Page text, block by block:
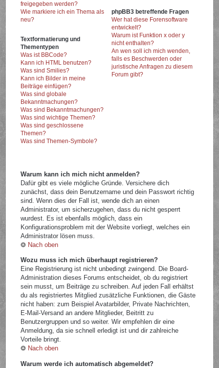
freigegeben werden?
Wie markiere ich ein Thema als
neu?
Textformatierung und
Thementypen
Was ist BBCode?
Kann ich HTML benutzen?
Was sind Smilies?
Kann ich Bilder in meine
Beiträge einfügen?
Was sind globale
Bekanntmachungen?
Was sind Bekanntmachungen?
Was sind wichtige Themen?
Was sind geschlossene
Themen?
Was sind Themen-Symbole?
phpBB3 betreffende Fragen
Wer hat diese Forensoftware
entwickelt?
Warum ist Funktion x oder y
nicht enthalten?
An wen soll ich mich wenden,
falls es Beschwerden oder
juristische Anfragen zu diesem
Forum gibt?
Warum kann ich mich nicht anmelden?
Dafür gibt es viele mögliche Gründe. Versichere dich
zunächst, dass dein Benutzername und dein Passwort richtig
sind. Wenn dies der Fall ist, wende dich an einen
Administrator, um sicherzugehen, dass du nicht gesperrt
wurdest. Es ist ebenfalls möglich, dass ein
Konfigurationsproblem mit der Website vorliegt, welches ein
Administrator lösen muss.
Nach oben
Wozu muss ich mich überhaupt registrieren?
Eine Registrierung ist nicht unbedingt zwingend. Die Board-
Administration dieses Forums entscheidet, ob du registriert
sein musst, um Beiträge zu schreiben. Auf jeden Fall erhältst
du als registriertes Mitglied zusätzliche Funktionen, die Gäste
nicht haben: zum Beispiel Avatarbilder, Private Nachrichten,
E-Mail-Versand an andere Mitglieder, Beitritt zu
Benutzergruppen und so weiter. Wir empfehlen dir eine
Anmeldung, da sie schnell erledigt ist und dir zahlreiche
Vorteile bringt.
Nach oben
Warum werde ich automatisch abgemeldet?